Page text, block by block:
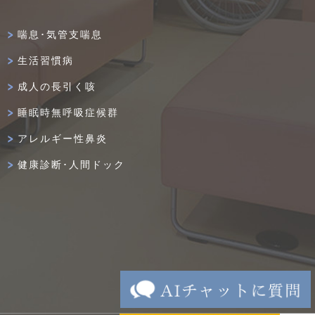
喘息･気管支喘息
生活習慣病
成人の長引く咳
睡眠時無呼吸症候群
アレルギー性鼻炎
健康診断･人間ドック